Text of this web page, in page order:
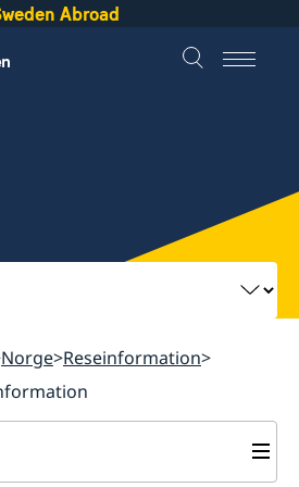
Abroad
Norge Reseinformation